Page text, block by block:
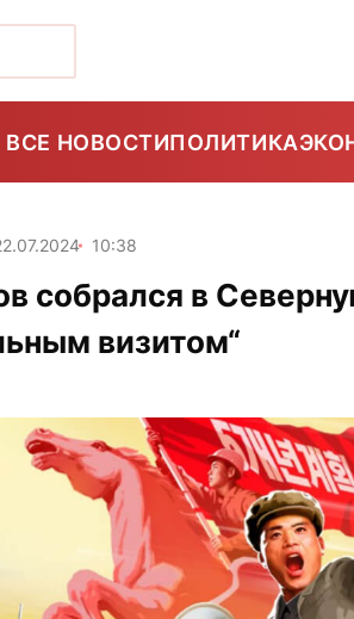
ВСЕ НОВОСТИПОЛИТИКА
10:38
собрался в
визитом“